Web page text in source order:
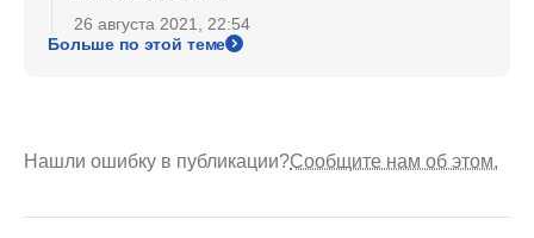
26 августа 2021, 22:54
Больше по этой теме
Нашли ошибку в публикации?Сообщите нам об этом.